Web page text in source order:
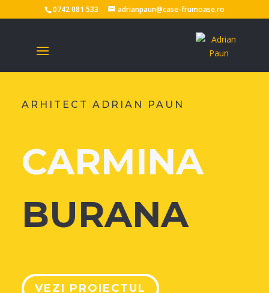
0742 081 533 adrianpaun@case-frumoase.ro
ARHITECT ADRIAN PAUN
CARMINA
BURANA
VEZI PROIECTUL